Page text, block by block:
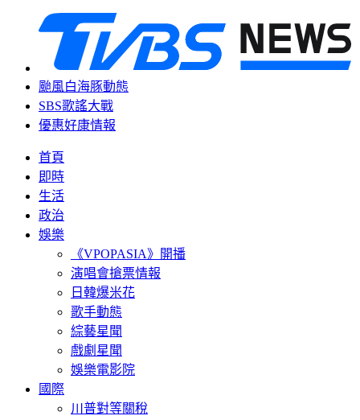
颱風白海豚動態
SBS歌謠大戰
優惠好康情報
首頁
即時
生活
政治
娛樂
《VPOPASIA》開播
演唱會搶票情報
日韓爆米花
歌手動態
綜藝星聞
戲劇星聞
娛樂電影院
國際
川普對等關稅